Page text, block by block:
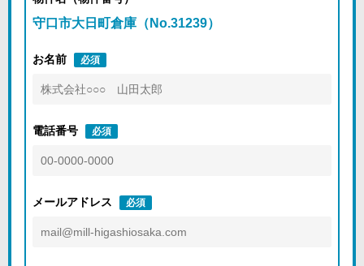
守口市大日町倉庫（No.31239）
お名前 必須
電話番号 必須
メールアドレス 必須